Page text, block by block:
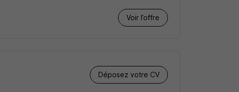
Voir l’offre
Déposez votre CV